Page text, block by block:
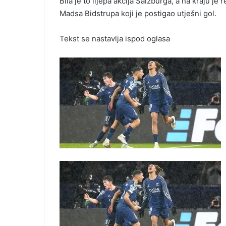
Madsa Bidstrupa koji je postigao utješni gol.
Tekst se nastavlja ispod oglasa